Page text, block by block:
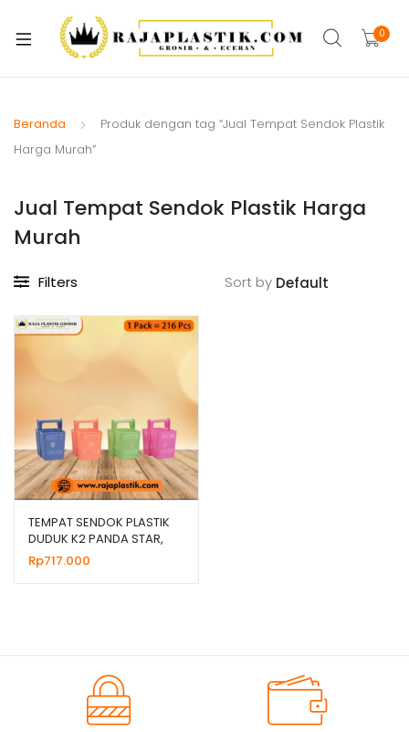
0
Beranda
Produk dengan tag “Jual Tempat Sendok Plastik
Harga Murah”
Jual Tempat Sendok Plastik Harga
Murah
Filters Sort by
TEMPAT SENDOK PLASTIK
DUDUK K2 PANDA STAR,
JUAL HARGA GROSIR
Rp717.000